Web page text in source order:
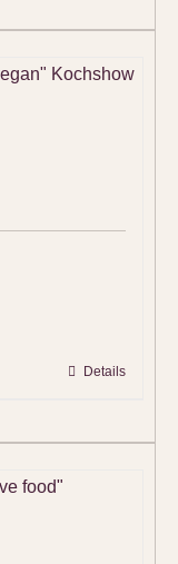
Details